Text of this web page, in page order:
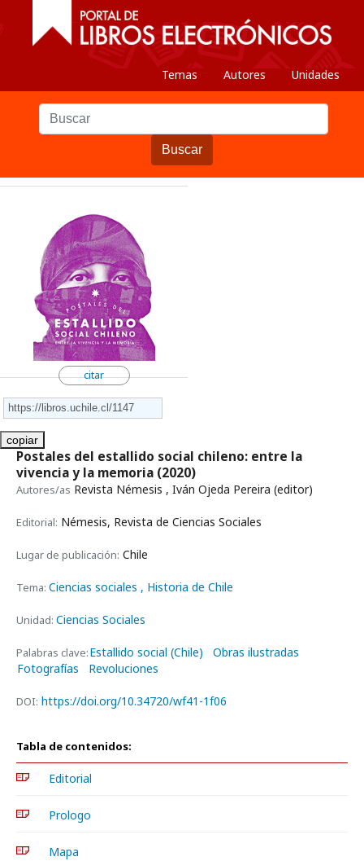
Temas Autores Unidades
Buscar
citar
copiar
Postales del estallido social chileno: entre la
vivencia y la memoria (2020)
Autores/as Revista Némesis , Iván Ojeda Pereira (editor)
Editorial: Némesis, Revista de Ciencias Sociales
Lugar de publicación: Chile
Tema: Ciencias sociales , Historia de Chile
Unidad: Ciencias Sociales
Palabras clave:Estallido social (Chile)
Obras ilustradas
Fotografías
Revoluciones
DOI: https://doi.org/10.34720/wf41-1f06
Tabla de contenidos:
Editorial
Prologo
Mapa